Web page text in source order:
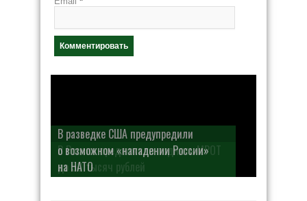
В разведке США предупредили
о возможном «нападении России»
на НАТО